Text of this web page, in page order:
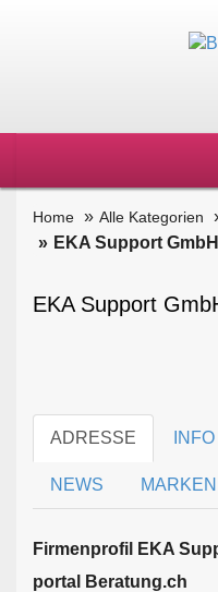
Home Alle Kategorien
EKA Support GmbH
EKA Support
ADRESSE INFO
NEWS MARKEN
Firmen­profil EKA
portal Beratung.ch